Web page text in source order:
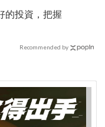
的投資，把握
Recommended by